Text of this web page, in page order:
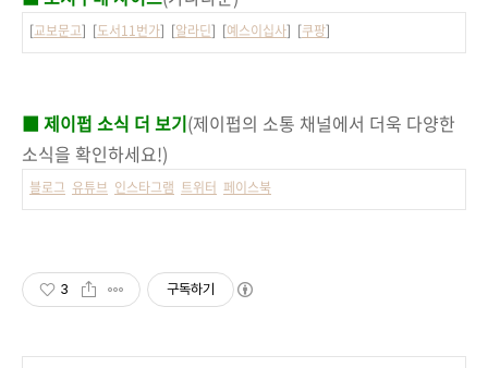
[교보문고] [도서11번가] [알라딘] [예스이십사] [쿠팡]
■ 제이펍 소식 더 보기(제이펍의 소통 채널에서 더욱 다양한
소식을 확인하세요!)
블로그 유튜브 인스타그램 트위터 페이스북
3 구독하기